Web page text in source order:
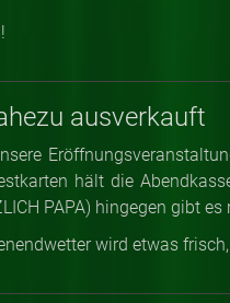
ausverkauft
hält die
PAPA) hingegen gibt
wird etwas